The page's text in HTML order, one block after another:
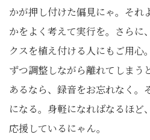
かが押し付けた偏見にゃ。それ
かをよく考えて実行を。さらに
クスを植え付ける人にもご用心
ずつ調整しながら離れてしまう
あるなら、録音をお忘れなく。
になる。身軽になればなるほど
応援しているにゃん。